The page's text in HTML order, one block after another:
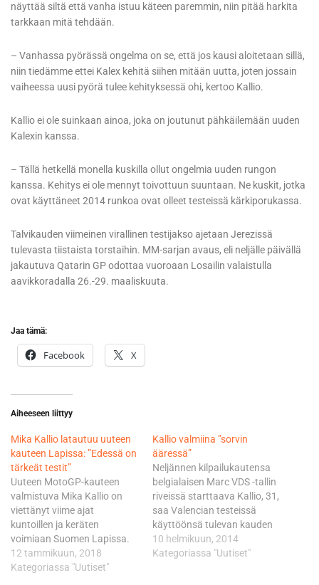
näyttää siltä että vanha istuu käteen paremmin, niin pitää harkita
tarkkaan mitä tehdään.
– Vanhassa pyörässä ongelma on se, että jos kausi aloitetaan sillä,
niin tiedämme ettei Kalex kehitä siihen mitään uutta, joten jossain
vaiheessa uusi pyörä tulee kehityksessä ohi, kertoo Kallio.
Kallio ei ole suinkaan ainoa, joka on joutunut pähkäilemään uuden
Kalexin kanssa.
– Tällä hetkellä monella kuskilla ollut ongelmia uuden rungon
kanssa. Kehitys ei ole mennyt toivottuun suuntaan. Ne kuskit, jotka
ovat käyttäneet 2014 runkoa ovat olleet testeissä kärkiporukassa.
Talvikauden viimeinen virallinen testijakso ajetaan Jerezissä
tulevasta tiistaista torstaihin. MM-sarjan avaus, eli neljälle päivällä
jakautuva Qatarin GP odottaa vuoroaan Losailin valaistulla
aavikkoradalla 26.-29. maaliskuuta.
Jaa tämä:
Facebook X
Aiheeseen liittyy
Mika Kallio latautuu uuteen
kauteen Lapissa: ”Edessä on
tärkeät testit”
Uuteen MotoGP-kauteen
valmistuva Mika Kallio on
viettänyt viime ajat
kuntoillen ja keräten
voimiaan Suomen Lapissa.
Levillä vietetty aika on
pitänyt sisällään muun
12 tammikuun, 2018
Kategoriassa "Uutiset"
Kallio valmiina ”sorvin
ääressä”
Neljännen kilpailukautensa
belgialaisen Marc VDS -tallin
riveissä starttaava Kallio, 31,
saa Valencian testeissä
käyttöönsä tulevan kauden
työvälineensä, joka on
varustettu vuoden 2014
10 helmikuun, 2014
Kategoriassa "Uutiset"